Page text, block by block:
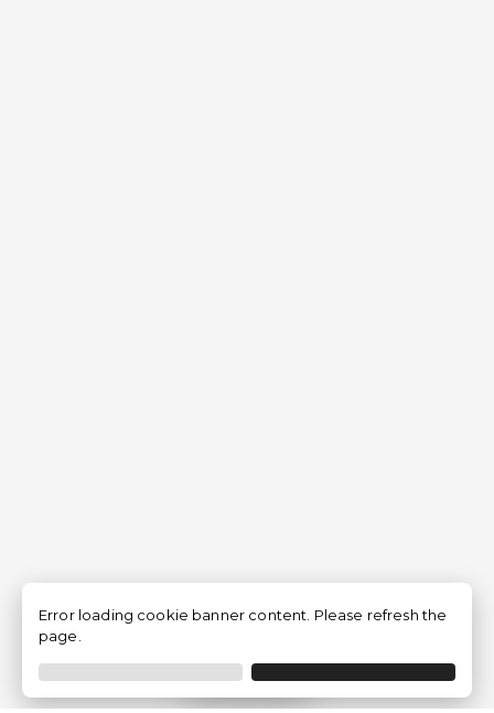
Filtrar
Error loading cookie banner content. Please refresh the
page.